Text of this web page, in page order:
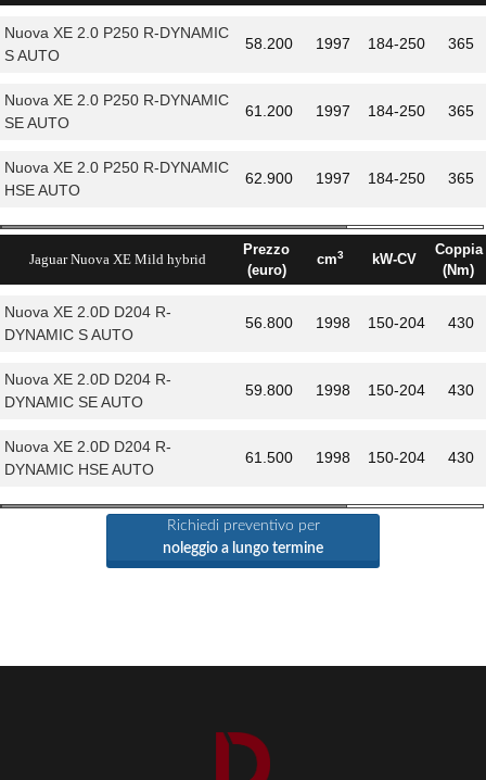
Nuova XE 2.0 P250 R-DYNAMIC
S AUTO
58.200 1997 184-250 365
Nuova XE 2.0 P250 R-DYNAMIC
SE AUTO
61.200 1997 184-250 365
Nuova XE 2.0 P250 R-DYNAMIC
HSE AUTO
62.900 1997 184-250 365
Jaguar Nuova XE Mild hybrid
Prezzo
(euro)
cm3 kW-CV
Coppia
(Nm)
Nuova XE 2.0D D204 R-
DYNAMIC S AUTO
56.800 1998 150-204 430
Nuova XE 2.0D D204 R-
DYNAMIC SE AUTO
59.800 1998 150-204 430
Nuova XE 2.0D D204 R-
DYNAMIC HSE AUTO
61.500 1998 150-204 430
Richiedi preventivo per
noleggio a lungo termine